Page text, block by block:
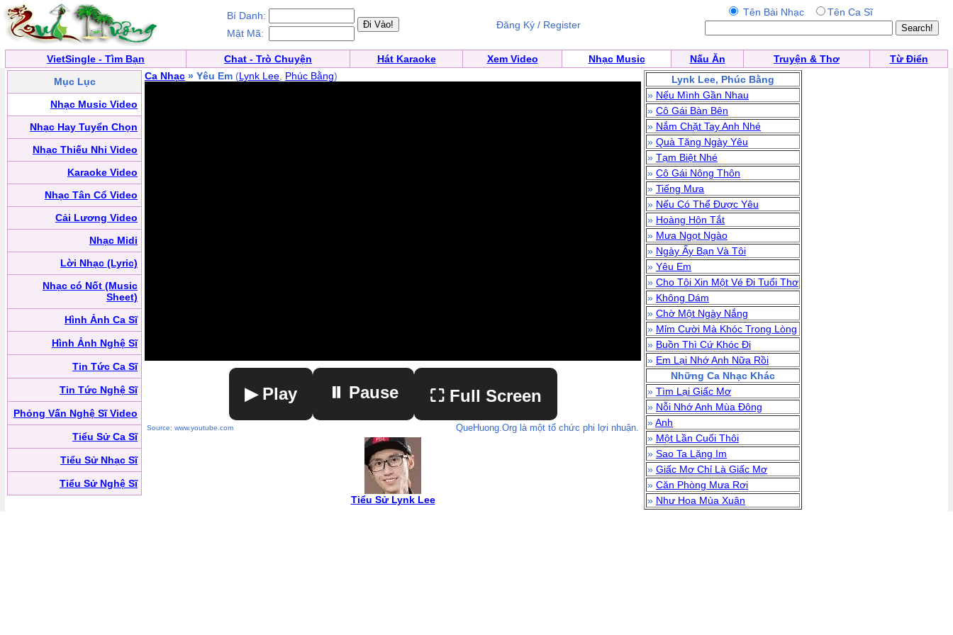
Bí Danh:
Mật Mã:
Đăng Ký / Register
Tên Bài Nhạc Tên Ca Sĩ
VietSingle - Tìm Bạn Chat - Trò Chuyện Hát Karaoke Xem Video Nhạc Music Nấu Ăn Truyện & Thơ
Từ Điển
Mục Lục
Nhạc Music Video
Nhạc Hay Tuyển Chọn
Nhạc Thiếu Nhi Video
Karaoke Video
Nhạc Tân Cổ Video
Cải Lương Video
Nhạc Midi
Lời Nhạc (Lyric)
Nhạc có Nốt (Music
Sheet)
Hình Ảnh Ca Sĩ
Hình Ảnh Nghệ Sĩ
Tin Tức Ca Sĩ
Tin Tức Nghệ Sĩ
Phỏng Vấn Nghệ Sĩ Video
Tiểu Sử Ca Sĩ
Tiểu Sử Nhạc Sĩ
Tiểu Sử Nghệ Sĩ
Ca Nhạc » Yêu Em (Lynk Lee Phúc Bằng)
▶ Play
▶ Play ⏸ Pause ⛶ Full Screen
Source: www.youtube.com QueHuong.Org là một tổ chức phi lợi nhuận.
Tiểu Sử Lynk Lee
Lynk Lee, Phúc Bằng
» Nếu Mình Gần Nhau
» Cô Gái Bàn Bên
» Nắm Chặt Tay Anh Nhé
» Quà Tặng Ngày Yêu
» Tạm Biệt Nhé
» Cô Gái Nông Thôn
» Tiếng Mưa
» Nếu Có Thể Được Yêu
» Hoàng Hôn Tắt
» Mưa Ngọt Ngào
» Ngày Ấy Bạn Và Tôi
» Yêu Em
» Cho Tôi Xin Một Vé Đi Tuổi Thơ
» Không Dám
» Chờ Một Ngày Nắng
» Mỉm Cười Mà Khóc Trong Lòng
» Buồn Thì Cứ Khóc Đi
» Em Lại Nhớ Anh Nữa Rồi
Những Ca Nhạc Khác
» Tìm Lại Giấc Mơ
» Nỗi Nhớ Anh Mùa Đông
»Anh
» Một Lần Cuối Thôi
» Sao Ta Lặng Im
» Giấc Mơ Chỉ Là Giấc Mơ
» Căn Phòng Mưa Rơi
» Như Hoa Mùa Xuân